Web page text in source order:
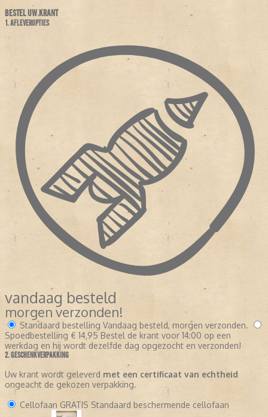
BESTEL UW KRANT
1. AFLEVEROPTIES
vandaag besteld
morgen verzonden!
Standaard bestelling Vandaag besteld, morgen verzonden.
Spoedbestelling € 14,95 Bestel de krant voor 14:00 op een
werkdag en hij wordt dezelfde dag opgezocht en verzonden!
2. GESCHENKVERPAKKING
Uw krant wordt geleverd met een certificaat van echtheid
ongeacht de gekozen verpakking.
Cellofaan GRATIS Standaard beschermende cellofaan